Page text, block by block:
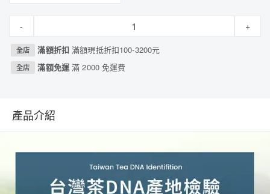
- +
全店 滿額折扣滿額現抵折扣100-3200元
全店 滿額免運滿 2000 免運費
產品介紹